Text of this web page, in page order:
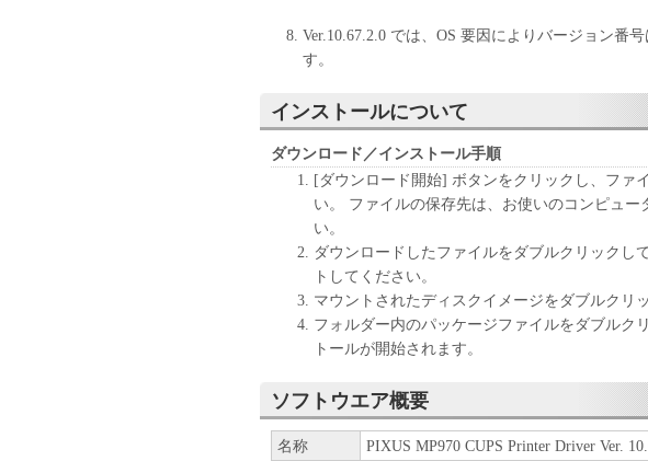
Ver.10.67.2.0 では、OS 要因によりバージョン番
す。
インストールについて
ダウンロード／インストール手順
[ダウンロード開始] ボタンをクリックし、ファ
い。 ファイルの保存先は、お使いのコンピュー
い。
ダウンロードしたファイルをダブルクリックし
トしてください。
マウントされたディスクイメージをダブルクリ
フォルダー内のパッケージファイルをダブルク
トールが開始されます。
ソフトウエア概要
名称 PIXUS MP970 CUPS Printer Driver Ver.